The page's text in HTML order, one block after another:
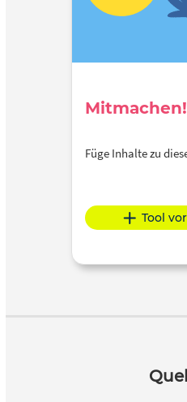
Mitmachen!
Füge Inhalte zu
Tool